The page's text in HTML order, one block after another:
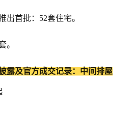
出首批：52套住宅。
。
露及官方成交记录：中间排屋